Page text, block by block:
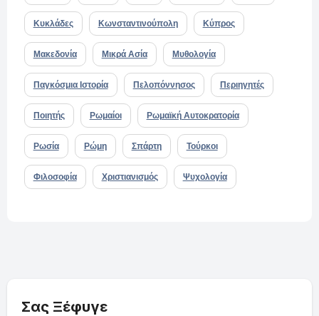
Κυκλάδες Κωνσταντινούπολη Κύπρος
Μακεδονία Μικρά Ασία Μυθολογία
Παγκόσμια Ιστορία Πελοπόννησος Περιηγητές
Ποιητής Ρωμαίοι Ρωμαϊκή Αυτοκρατορία
Ρωσία Ρώμη Σπάρτη Τούρκοι
Φιλοσοφία Χριστιανισμός Ψυχολογία
Σας Ξέφυγε